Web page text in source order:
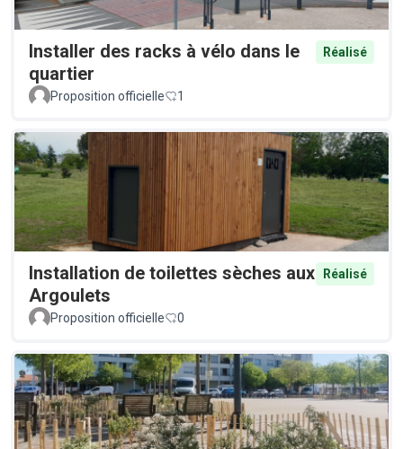
Installer des racks à vélo dans le
quartier
Réalisé
Proposition officielle 1
Installation de toilettes sèches aux
Argoulets
Réalisé
Proposition officielle 0